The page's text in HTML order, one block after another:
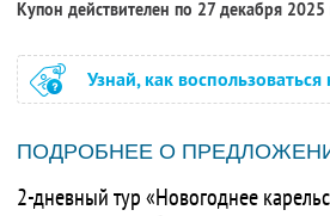
Купон действителен по 27 декабря 2025
Узнай, как
ПОДРОБНЕЕ О
2-дневный тур «Новогоднее